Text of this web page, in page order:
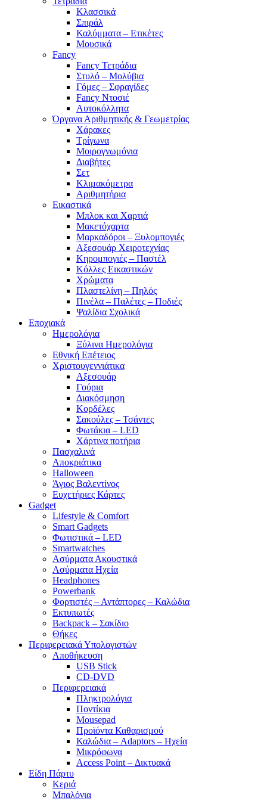
Κλασσικά
Σπιράλ
Καλύμματα – Ετικέτες
Μουσικά
Fancy
Fancy Τετράδια
Στυλό – Μολύβια
Γόμες – Σφραγίδες
Fancy Ντοσιέ
Αυτοκόλλητα
Όργανα Αριθμητικής & Γεωμετρίας
Χάρακες
Τρίγωνα
Mοιρογνωμόνια
Διαβήτες
Σετ
Κλιμακόμετρα
Αριθμητήρια
Εικαστικά
Μπλοκ και Χαρτιά
Μακετόχαρτα
Μαρκαδόροι – Ξυλομπογιές
Αξεσουάρ Χειροτεχνίας
Κηρομπογιές – Παστέλ
Κόλλες Εικαστικών
Χρώματα
Πλαστελίνη – Πηλός
Πινέλα – Παλέτες – Ποδιές
Ψαλίδια Σχολικά
Εποχιακά
Ημερολόγια
Ξύλινα Ημερολόγια
Εθνική Επέτειος
Χριστουγεννιάτικα
Αξεσουάρ
Γούρια
Διακόσμηση
Κορδέλες
Σακούλες – Τσάντες
Φωτάκια – LED
Χάρτινα ποτήρια
Πασχαλινά
Αποκριάτικα
Halloween
Άγιος Βαλεντίνος
Ευχετήριες Κάρτες
Gadget
Lifestyle & Comfort
Smart Gadgets
Φωτιστικά – LED
Smartwatches
Ασύρματα Ακουστικά
Ασύρματα Ηχεία
Headphones
Powerbank
Φορτιστές – Αντάπτορες – Καλώδια
Εκτυπωτές
Backpack – Σακίδιο
Θήκες
Περιφερειακά Υπολογιστών
Αποθήκευση
USB Stick
CD-DVD
Περιφερειακά
Πληκτρολόγια
Ποντίκια
Mousepad
Προϊόντα Καθαρισμού
Καλώδια – Adaptors – Ηχεία
Μικρόφωνα
Access Point – Δικτυακά
Είδη Πάρτυ
Κεριά
Μπαλόνια